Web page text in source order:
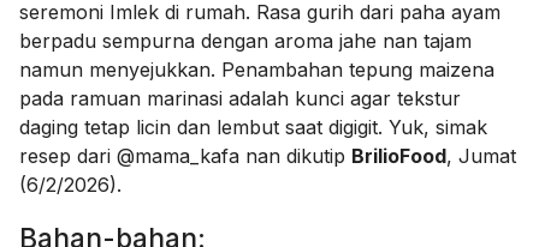
seremoni Imlek di rumah. Rasa gurih dari paha ayam
berpadu sempurna dengan aroma jahe nan tajam
namun menyejukkan. Penambahan tepung maizena
pada ramuan marinasi adalah kunci agar tekstur
daging tetap licin dan lembut saat digigit. Yuk, simak
resep dari @mama_kafa nan dikutip BrilioFood, Jumat
(6/2/2026).
Bahan-bahan: